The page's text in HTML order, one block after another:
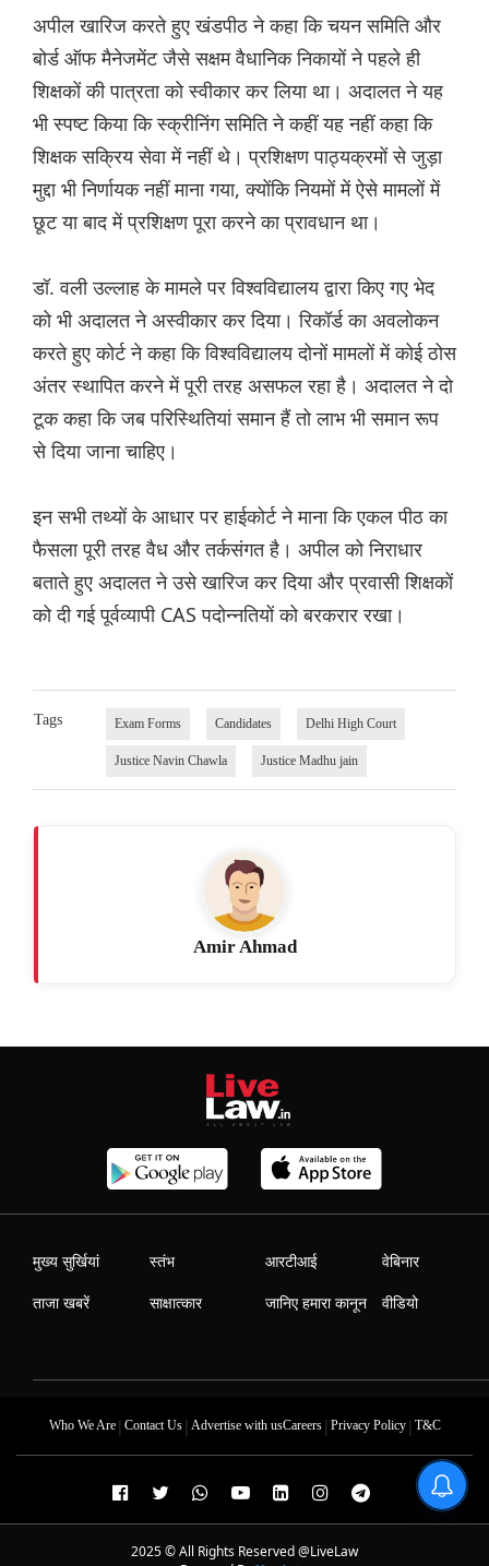
अपील खारिज करते हुए खंडपीठ ने कहा कि चयन समिति और
बोर्ड ऑफ मैनेजमेंट जैसे सक्षम वैधानिक निकायों ने पहले ही
शिक्षकों की पात्रता को स्वीकार कर लिया था। अदालत ने यह
भी स्पष्ट किया कि स्क्रीनिंग समिति ने कहीं यह नहीं कहा कि
शिक्षक सक्रिय सेवा में नहीं थे। प्रशिक्षण पाठ्यक्रमों से जुड़ा
मुद्दा भी निर्णायक नहीं माना गया, क्योंकि नियमों में ऐसे मामलों में
छूट या बाद में प्रशिक्षण पूरा करने का प्रावधान था।
डॉ. वली उल्लाह के मामले पर विश्वविद्यालय द्वारा किए गए भेद
को भी अदालत ने अस्वीकार कर दिया। रिकॉर्ड का अवलोकन
करते हुए कोर्ट ने कहा कि विश्वविद्यालय दोनों मामलों में कोई ठोस
अंतर स्थापित करने में पूरी तरह असफल रहा है। अदालत ने दो
टूक कहा कि जब परिस्थितियां समान हैं तो लाभ भी समान रूप
से दिया जाना चाहिए।
इन सभी तथ्यों के आधार पर हाईकोर्ट ने माना कि एकल पीठ का
फैसला पूरी तरह वैध और तर्कसंगत है। अपील को निराधार
बताते हुए अदालत ने उसे खारिज कर दिया और प्रवासी शिक्षकों
को दी गई पूर्वव्यापी CAS पदोन्नतियों को बरकरार रखा।
Tags Exam Forms Candidates Delhi High Court
Justice Navin Chawla Justice Madhu jain
Amir Ahmad
मुख्य सुर्खियां
ताजा खबरें
स्तंभ
साक्षात्कार
आरटीआई
जानिए हमारा कानून
वेबिनार
वीडियो
Who We Are| Contact Us| Advertise with usCareers| Privacy Policy| T&C
2025 © All Rights Reserved @LiveLaw